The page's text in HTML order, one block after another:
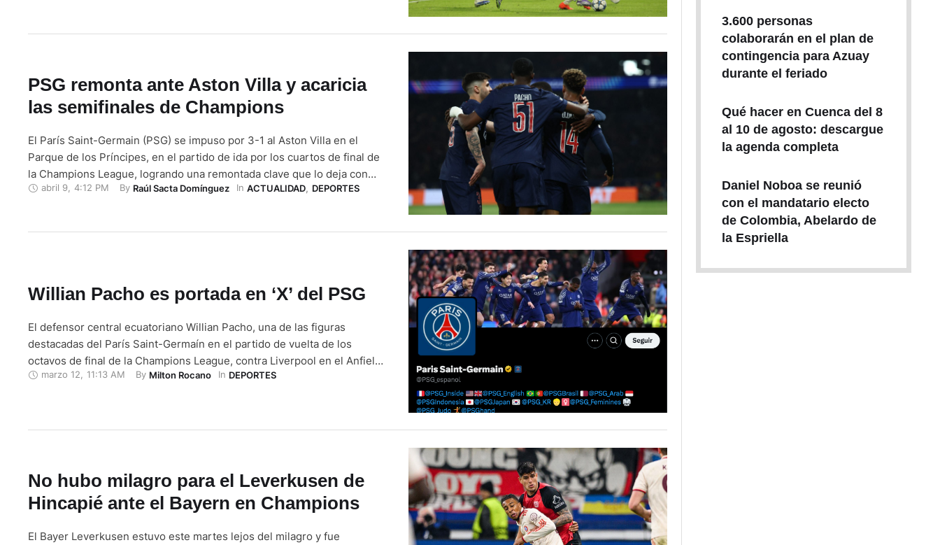
PSG remonta ante Aston Villa y acaricia
las semifinales de Champions
El París Saint-Germain (PSG) se impuso por 3-1 al Aston Villa en el
Parque de los Príncipes, en el partido de ida por los cuartos de final de
la Champions League, logrando una remontada clave que lo deja con
ventaja para el duelo de vuelta. El equipo inglés abrió el marcador al
abril 9 4:12 PM By Raúl Sacta Domínguez In ACTUALIDAD, DEPORTES
Willian Pacho es portada en ‘X’ del PSG
El defensor central ecuatoriano Willian Pacho, una de las figuras
destacadas del París Saint-Germaín en el partido de vuelta de los
octavos de final de la Champions League, contra Liverpool en el Anfield
Stadium es la foto de portada de la cuenta de X del club parisino. Pacho,
marzo 12 11:13 AM By Milton Rocano In DEPORTES
No hubo milagro para el Leverkusen de
Hincapié ante el Bayern en Champions
El Bayer Leverkusen estuvo este martes lejos del milagro y fue
3.600 personas
colaborarán en el plan de
contingencia para Azuay
durante el feriado
Qué hacer en Cuenca del 8
al 10 de agosto: descargue
la agenda completa
Daniel Noboa se reunió
con el mandatario electo
de Colombia, Abelardo de
la Espriella